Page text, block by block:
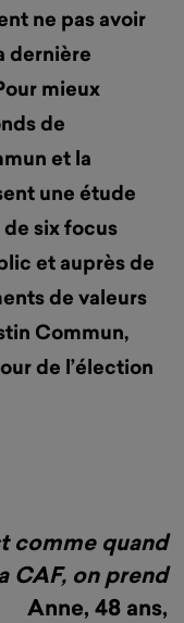
ne pas avoir
dernière
mieux
de
et la
une étude
de six focus
et auprès de
de valeurs
Commun,
de l’élection
comme quand
CAF, on prend
Anne, 48 ans,